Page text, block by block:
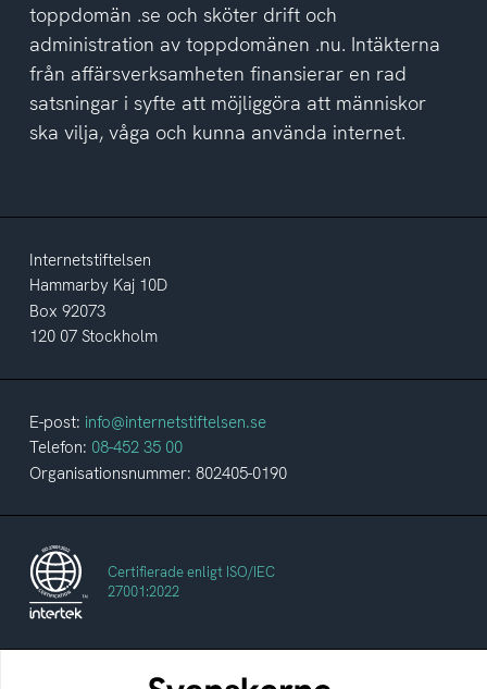
toppdomän .se och sköter drift och
administration av toppdomänen .nu. Intäkterna
från affärsverksamheten finansierar en rad
satsningar i syfte att möjliggöra att människor
ska vilja, våga och kunna använda internet.
Internetstiftelsen
Hammarby Kaj 10D
Box 92073
120 07 Stockholm
E-post: info@internetstiftelsen.se
Telefon: 08-452 35 00
Organisationsnummer: 802405-0190
Certifierade enligt ISO/IEC
27001:2022
Svenskarna och internet